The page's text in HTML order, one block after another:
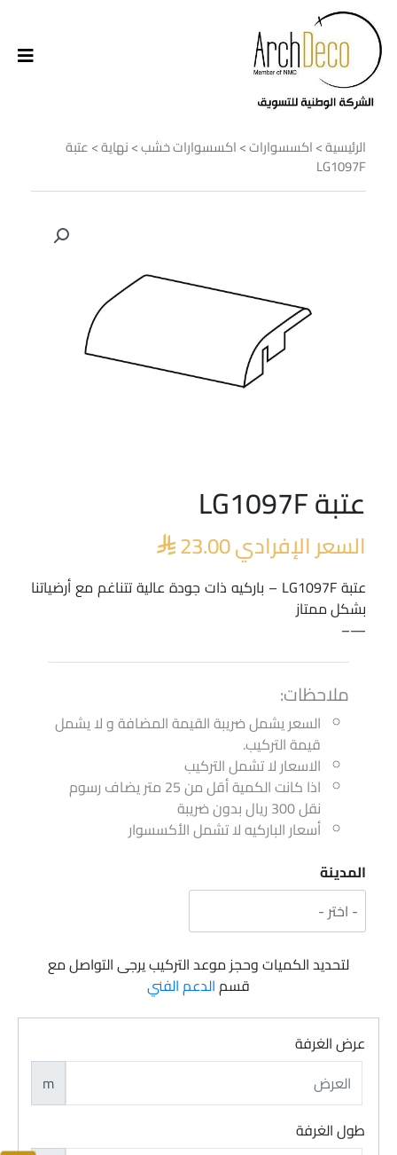
الرئيسية>اكسسوارات>اكسسوارات خشب>نهاية> عتبة
LG1097F
عتبة LG1097F
السعر الإفرادي 23.00
عتبة LG1097F – باركيه ذات جودة عالية تتناغم مع أرضياتنا
بشكل ممتاز
—–
ملاحظات:
السعر يشمل ضريبة القيمة المضافة و لا يشمل
قيمة التركيب.
الاسعار لا تشمل التركيب
اذا كانت الكمية أقل من 25 متر يضاف رسوم
نقل 300 ريال بدون ضريبة
أسعار الباركيه لا تشمل الأكسسوار
المدينة
لتحديد الكميات وحجز موعد التركيب يرجى التواصل مع
قسمالدعم الفني
عرض الغرفة
m
طول الغرفة